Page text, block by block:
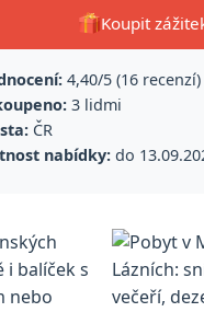
Koupit
4,40/5 (16 recenzí)
3 lidmi
ČR
nabídky: do